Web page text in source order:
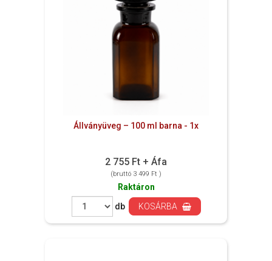
Állványüveg – 100 ml barna - 1x
2 755 Ft + Áfa
(bruttó 3 499 Ft )
Raktáron
db
KOSÁRBA